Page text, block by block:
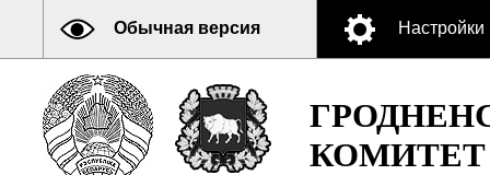
Обычная версия Настройки
КОМИТЕТ